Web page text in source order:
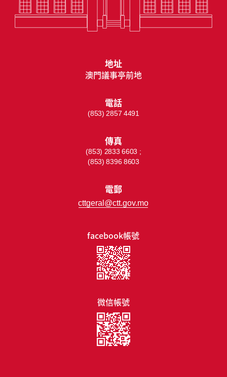
facebook帳號
微信帳號
地址
澳門議事亭前地
電話
(853) 2857 4491
傳真
(853) 2833 6603 ;
(853) 8396 8603
電郵
cttgeral@ctt.gov.mo